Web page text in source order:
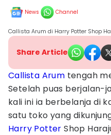
News Channel
Callista Arum di Harry Potter Shop
Share Article
Callista Arum tengah
Setelah puas berjalan-
kali ini ia berbelanja di
satu toko yang
Harry Potter Shop